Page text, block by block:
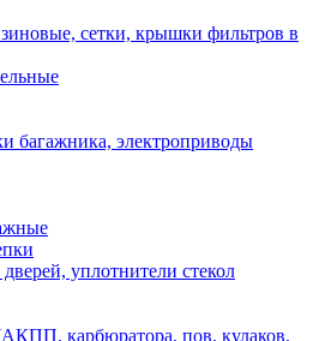
сетки, крышки фильтров в
багажника, электроприводы
уплотнители стекол
карбюратора, пов, кулаков,